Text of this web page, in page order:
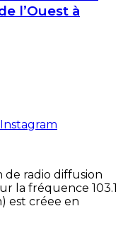
l’Ouest à
Instagram
de radio diffusion
la fréquence 103.1
est créee en